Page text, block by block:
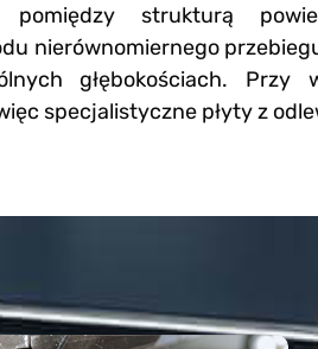
strukturą
nierównomiernego
głębokościach. Przy
specjalistyczne płyty z